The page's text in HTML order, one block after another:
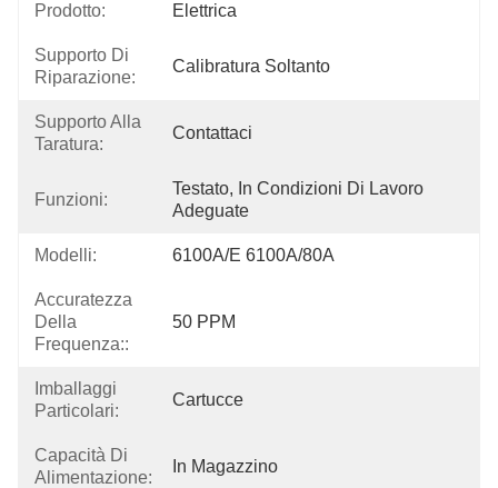
Prodotto:
Elettrica
Supporto Di
Riparazione:
Calibratura Soltanto
Supporto Alla
Taratura:
Contattaci
Funzioni:
Testato, In Condizioni Di Lavoro
Adeguate
Modelli: 6100A/E 6100A/80A
Accuratezza
Della
Frequenza::
50 PPM
Imballaggi
Particolari:
Cartucce
Capacità Di
Alimentazione:
In Magazzino